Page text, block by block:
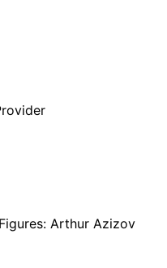
Arthur Azizov